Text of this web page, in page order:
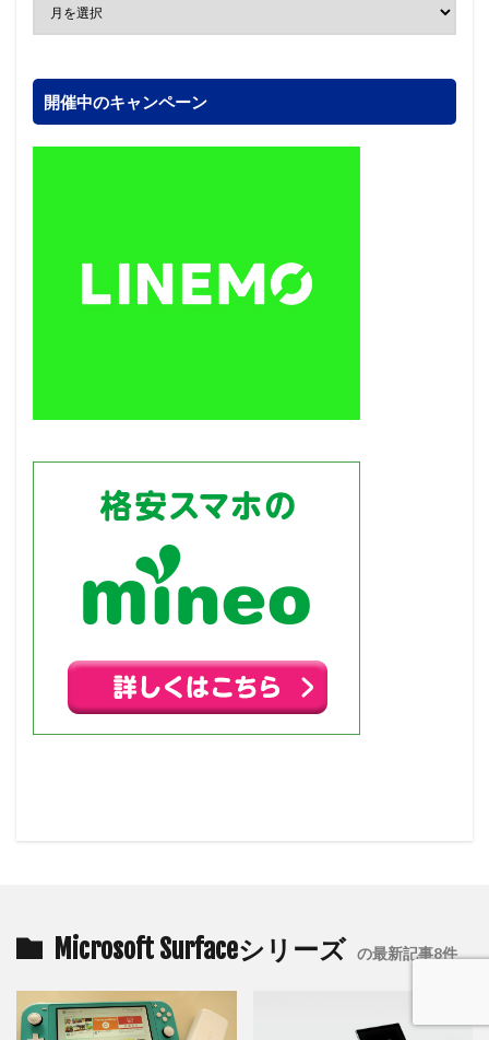
開催中のキャンペーン
Microsoft Surfaceシリーズ の最新記事8件